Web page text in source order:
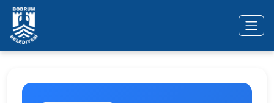
Ana içeriğe geç